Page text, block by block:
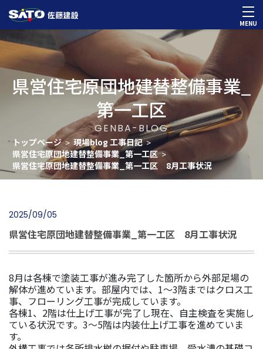
MENU
県営住宅原団地建替整備事業_
第一工区
GENBA-BLOG
トップページ > 現場blog 工事日記 >
県営住宅原団地建替整備事業_第一工区 >
県営住宅原団地建替整備事業_第一工区 8月工事状況
2025/09/05
県営住宅原団地建替整備事業_第一工区 8月工事状況
8月は各棟で塗装工事が進み完了した箇所から外部足場の
解体が進めています。部屋内では、1～3階まではクロス工
事、フローリング工事が完成しています。
各棟1、2階は仕上げ工事が完了し現在、自主検査を実施し
ている状況です。3～5階は内装仕上げ工事を進めていま
す。